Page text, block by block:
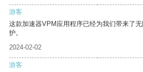
游客
这款加速器VPM应用程序已经为我们带来了
护。
2024-02-02
游客